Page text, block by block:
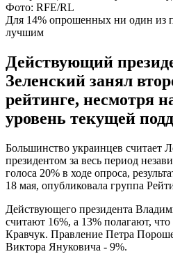
Фото: RFE/RL
Для 14% опрошенных ни один из
лучшим
Действующий
Зеленский занял
рейтинге, несмотря
уровень текущей
Большинство украинцев считает
президентом за весь период
голоса 20% в ходе опроса,
18 мая, опубликовала группа
Действующего президента
считают 16%, а 13% полагают,
Кравчук. Правление Петра
Виктора Януковича - 9%.